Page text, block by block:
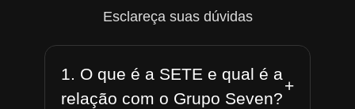
Esclareça suas dúvidas
1. O que é a SETE e qual é a
relação com o Grupo Seven?
+